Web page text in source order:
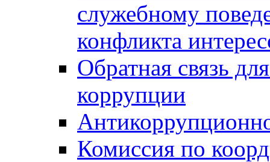
служебному
конфликта
Обратная связь
коррупции
Комиссия по